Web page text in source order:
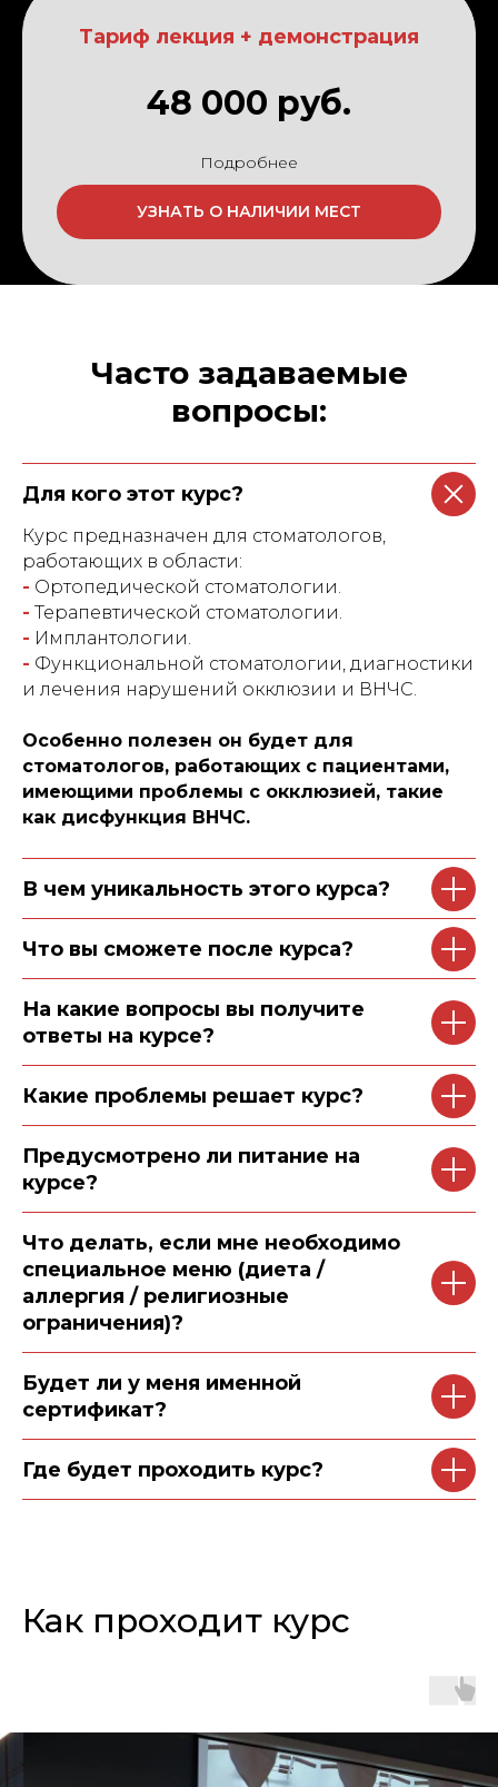
Тариф лекция + демонстрация
48 000 руб.
Подробнее
УЗНАТЬ О НАЛИЧИИ МЕСТ
Часто задаваемые
вопросы:
Для кого этот курс?
Курс предназначен для стоматологов,
работающих в области:
- Ортопедической стоматологии.
- Терапевтической стоматологии.
- Имплантологии.
- Функциональной стоматологии, диагностики
и лечения нарушений окклюзии и ВНЧС.
Особенно полезен он будет для
стоматологов, работающих с пациентами,
имеющими проблемы с окклюзией, такие
как дисфункция ВНЧС.
В чем уникальность этого курса?
Что вы сможете после курса?
На какие вопросы вы получите
ответы на курсе?
Какие проблемы решает курс?
Предусмотрено ли питание на
курсе?
Что делать, если мне необходимо
специальное меню (диета /
аллергия / религиозные
ограничения)?
Будет ли у меня именной
сертификат?
Где будет проходить курс?
Как проходит курс